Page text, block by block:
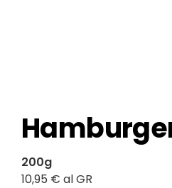
200g
10,95 € al GR